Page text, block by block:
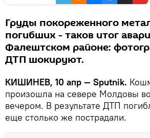
Груды покореженного
погибших - таков итог
Фалештском районе:
ДТП шокируют.
КИШИНЕВ, 10 апр — Sputnik.
произошла на севере Молдовы
вечером. В результате ДТП
еще столько же пострадали.